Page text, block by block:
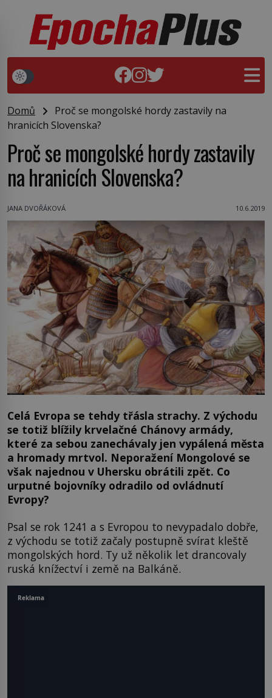
Domů
Proč se mongolské hordy zastavily na
hranicích Slovenska?
Proč se mongolské hordy zastavily
na hranicích Slovenska?
JANA DVOŘÁKOVÁ 10.6.2019
Celá Evropa se tehdy třásla strachy. Z východu
se totiž blížily krvelačné Chánovy armády,
které za sebou zanechávaly jen vypálená města
a hromady mrtvol. Neporažení Mongolové se
však najednou v Uhersku obrátili zpět. Co
urputné bojovníky odradilo od ovládnutí
Evropy?
Psal se rok 1241 a s Evropou to nevypadalo dobře,
z východu se totiž začaly postupně svírat kleště
mongolských hord. Ty už několik let drancovaly
ruská knížectví i země na Balkáně.
Reklama